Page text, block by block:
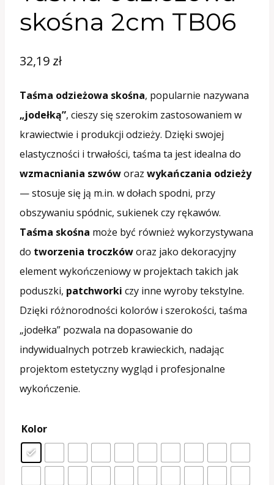
skośna 2cm TB06
32,19 zł
Taśma odzieżowa skośna, popularnie nazywana
„jodełką”, cieszy się szerokim zastosowaniem w
krawiectwie i produkcji odzieży. Dzięki swojej
elastyczności i trwałości, taśma ta jest idealna do
wzmacniania szwóworaz wykańczania odzieży
— stosuje się ją m.in. w dołach spodni, przy
obszywaniu spódnic, sukienek czy rękawów.
Taśma skośna może być również wykorzystywana
do tworzenia troczkóworaz jako dekoracyjny
element wykończeniowy w projektach takich jak
poduszki, patchworki czy inne wyroby tekstylne.
Dzięki różnorodności kolorów i szerokości, taśma
„jodełka” pozwala na dopasowanie do
indywidualnych potrzeb krawieckich, nadając
projektom estetyczny wygląd i profesjonalne
wykończenie.
Kolor